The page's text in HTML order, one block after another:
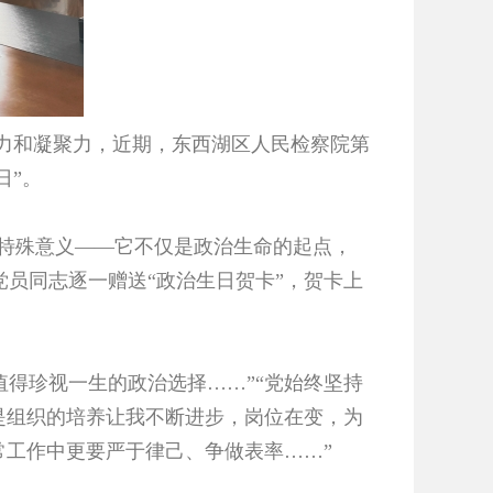
凝聚力，近期，东西湖区人民检察院第
。
殊意义——它不仅是政治生命的起点，
同志逐一赠送“政治生日贺卡”，贺卡上
得珍视一生的政治选择……”“党始终坚持
织的培养让我不断进步，岗位在变，为
工作中更要严于律己、争做表率……”